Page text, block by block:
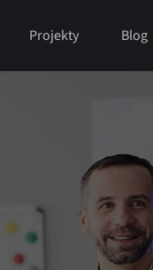
Projekty Blog